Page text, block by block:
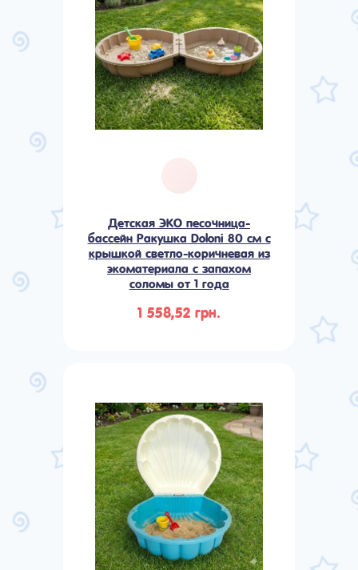
Детская ЭКО песочница-
бассейн Ракушка Doloni 80 см с
крышкой светло-коричневая из
экоматериала с запахом
соломы от 1 года
1 558,52 грн.